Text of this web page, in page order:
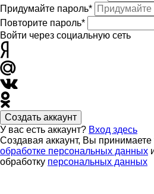
Придумайте пароль*
Повторите пароль*
Войти через социальную сеть
Создать аккаунт
У вас есть аккаунт? Вход здесь
Создавая аккаунт, Вы принимаете
обработке персональных данных
обработку персональных данных